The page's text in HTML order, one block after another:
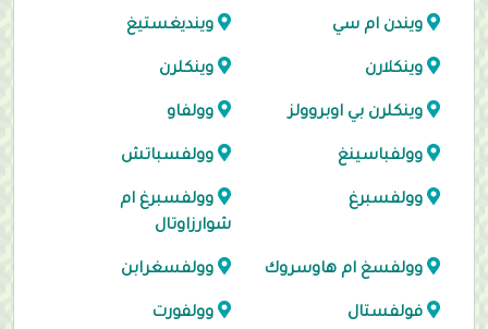
ويندن ام سي وينديغستيغ
وينكلارن وينكلرن
وينكلرن بي اوبروولز وولفاو
وولفباسينغ وولفسباتش
وولفسبرغ
وولفسبرغ ام
شوارزاوتال
وولفسغ ام هاوسروك وولفسغرابن
فولفستال وولفورت